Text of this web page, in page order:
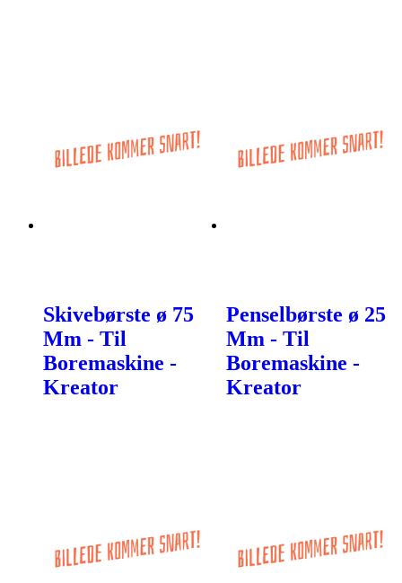
Skivebørste ø 75
Mm - Til
Boremaskine -
Kreator
Penselbørste ø 25
Mm - Til
Boremaskine -
Kreator